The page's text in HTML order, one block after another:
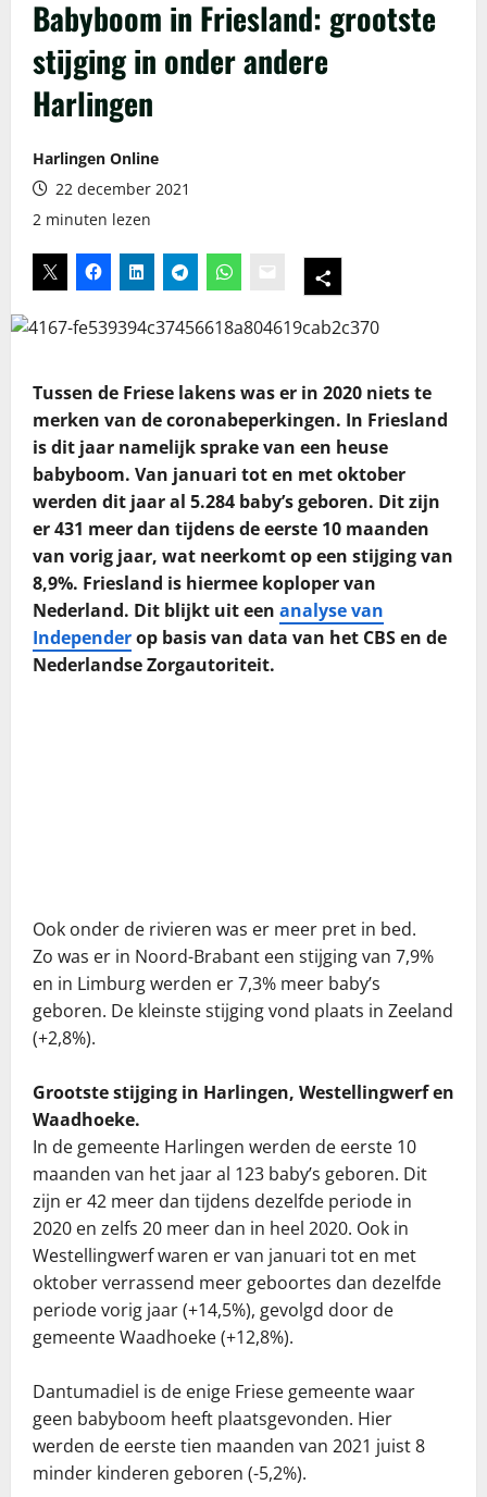
Babyboom in Friesland: grootste
stijging in onder andere
Harlingen
Harlingen Online
22 december 2021
2 minuten lezen
Tussen de Friese lakens was er in 2020 niets te
merken van de coronabeperkingen. In Friesland
is dit jaar namelijk sprake van een heuse
babyboom. Van januari tot en met oktober
werden dit jaar al 5.284 baby’s geboren. Dit zijn
er 431 meer dan tijdens de eerste 10 maanden
van vorig jaar, wat neerkomt op een stijging van
8,9%. Friesland is hiermee koploper van
Nederland. Dit blijkt uit een analyse van
Independerop basis van data van het CBS en de
Nederlandse Zorgautoriteit.
Ook onder de rivieren was er meer pret in bed.
Zo was er in Noord-Brabant een stijging van 7,9%
en in Limburg werden er 7,3% meer baby’s
geboren. De kleinste stijging vond plaats in Zeeland
(+2,8%).
Grootste stijging in Harlingen, Westellingwerf en
Waadhoeke.
In de gemeente Harlingen werden de eerste 10
maanden van het jaar al 123 baby’s geboren. Dit
zijn er 42 meer dan tijdens dezelfde periode in
2020 en zelfs 20 meer dan in heel 2020. Ook in
Westellingwerf waren er van januari tot en met
oktober verrassend meer geboortes dan dezelfde
periode vorig jaar (+14,5%), gevolgd door de
gemeente Waadhoeke (+12,8%).
Dantumadiel is de enige Friese gemeente waar
geen babyboom heeft plaatsgevonden. Hier
werden de eerste tien maanden van 2021 juist 8
minder kinderen geboren (-5,2%).